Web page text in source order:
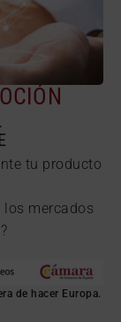
tu producto
los mercados
de hacer Europa.